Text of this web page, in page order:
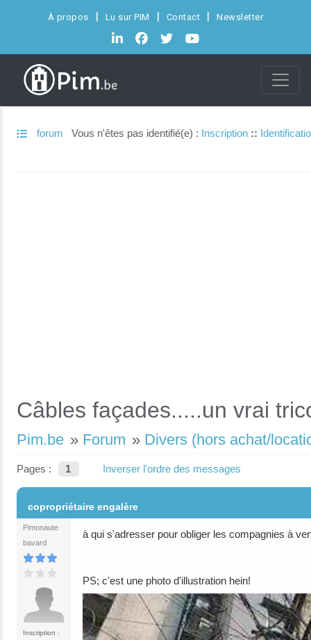
À propos Lu sur PIM Contact Newsletter
forum Vous n'êtes pas identifié(e) : Inscription ::
Câbles façades.....un vrai
Pim.be » Forum » Divers (hors achat/
Pages : 1 Inverser l'ordre des messages
copropriétaire engalère
Pimonaute
bavard
Inscription :
à qui s'adresser pour obliger les compagnies à
PS; c'est une photo d'illustration hein!